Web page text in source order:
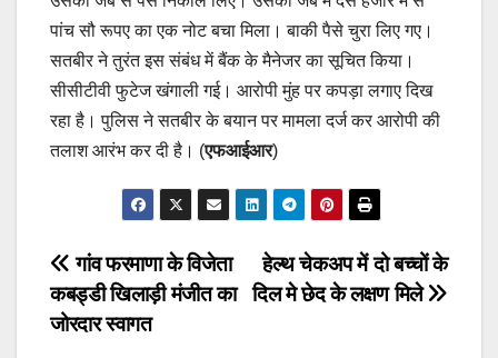
पांच सौ रूपए का एक नोट बचा मिला। बाकी पैसे चुरा लिए गए।
सतबीर ने तुरंत इस संबंध में बैंक के मैनेजर का सूचित किया।
सीसीटीवी फुटेज खंगाली गई। आरोपी मुंह पर कपड़ा लगाए दिख
रहा है। पुलिस ने सतबीर के बयान पर मामला दर्ज कर आरोपी की
तलाश आरंभ कर दी है। (एफआईआर)
Post
navigation
हेल्थ चेकअप में दो बच्चों के
दिल मे छेद के लक्षण मिले
गांव फरमाणा के विजेता
कबड्डी खिलाड़ी मंजीत का
जोरदार स्वागत